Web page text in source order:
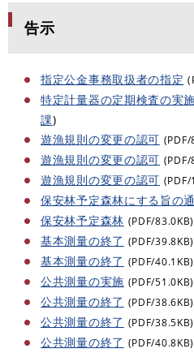
告示
指定公金事務取扱者の指定
特定計量器の定期検査の実施
課)
遊漁規則の変更の認可 (PDF/
遊漁規則の変更の認可 (PDF/
遊漁規則の変更の認可 (PDF/
保安林予定森林にする旨の
保安林予定森林 (PDF/83.0KB)
基本測量の終了 (PDF/39.8KB)
基本測量の終了 (PDF/40.1KB)
公共測量の実施 (PDF/51.0KB)
公共測量の終了 (PDF/38.6KB)
公共測量の終了 (PDF/38.5KB)
公共測量の終了 (PDF/40.8KB)